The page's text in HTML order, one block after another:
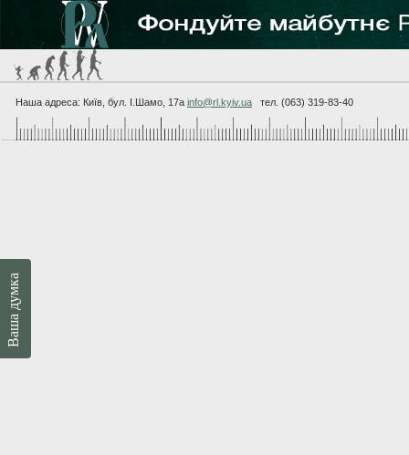
Наша адреса: Київ, бул. I.Шамо, 17а info@rl.kyiv.ua тел. (063) 319-83-40
Ваша думка